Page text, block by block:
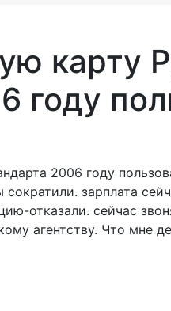
карту
году
2006 году
зарплата
отказали. сейчас
агентству. Что мне